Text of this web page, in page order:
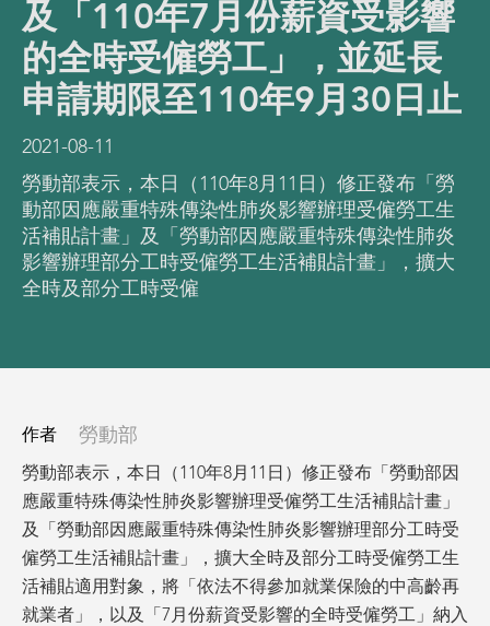
及「110年7月份薪資受影響
的全時受僱勞工」，並延長
申請期限至110年9月30日止
2021-08-11
勞動部表示，本日（110年8月11日）修正發布「勞
動部因應嚴重特殊傳染性肺炎影響辦理受僱勞工生
活補貼計畫」及「勞動部因應嚴重特殊傳染性肺炎
影響辦理部分工時受僱勞工生活補貼計畫」，擴大
全時及部分工時受僱
作者 勞動部
勞動部表示，本日（110年8月11日）修正發布「勞動部因
應嚴重特殊傳染性肺炎影響辦理受僱勞工生活補貼計畫」
及「勞動部因應嚴重特殊傳染性肺炎影響辦理部分工時受
僱勞工生活補貼計畫」，擴大全時及部分工時受僱勞工生
活補貼適用對象，將「依法不得參加就業保險的中高齡再
就業者」，以及「7月份薪資受影響的全時受僱勞工」納入